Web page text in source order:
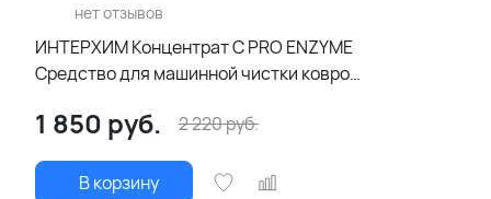
нет отзывов
ИНТЕРХИМ Концентрат C PRO ENZYME
Средство для машинной чистки ковров
1 850 руб. 2 220руб.
В корзину